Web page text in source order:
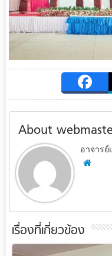
About
อาจารย์
เรื่องที่เกี่ยวข้อง